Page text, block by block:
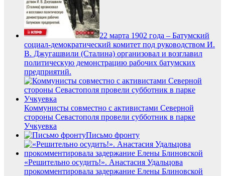
22 марта 1902 года – Батумский
социал-демократический комитет под руководством И.
В. Джугашвили (Сталина) организовал и возглавил
политическую демонстрацию рабочих батумских
предприятий.
Коммунисты совместно с активистами Северной
стороны Севастополя провели субботник в парке
Учкуевка
Письмо фронту
«Решительно осудить!». Анастасия Удальцова
прокомментировала задержание Елены Блиновской